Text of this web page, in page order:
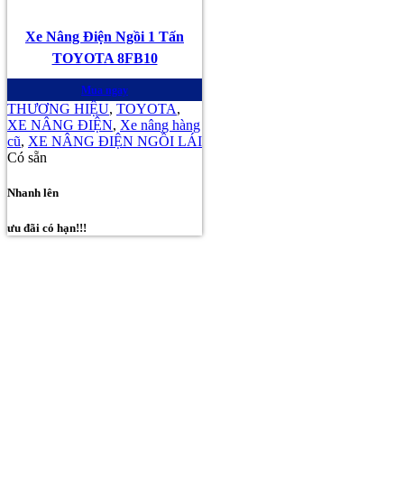
Xe Nâng Điện Ngồi 1 Tấn
TOYOTA 8FB10
Mua ngay
THƯƠNG HIỆU, TOYOTA,
XE NÂNG ĐIỆN, Xe nâng hàng
cũ, XE NÂNG ĐIỆN NGỒI LÁI
Có sẵn
Nhanh lên
ưu đãi có hạn!!!